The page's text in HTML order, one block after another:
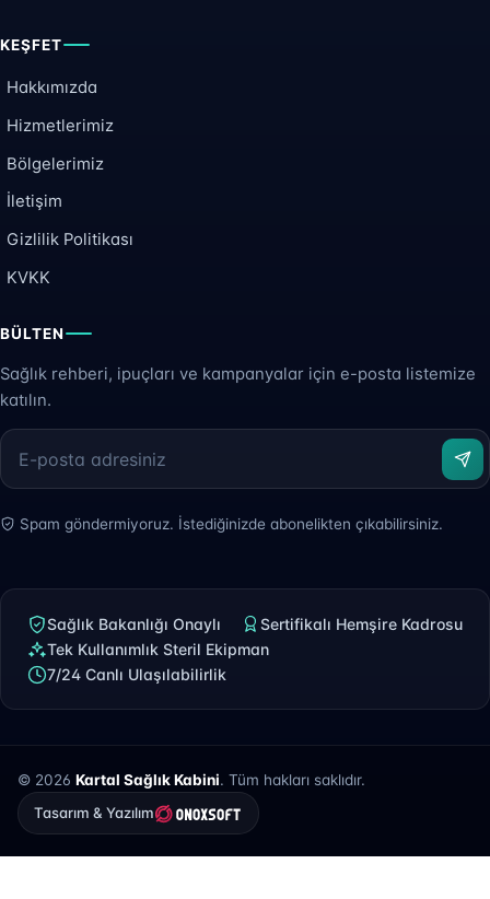
KEŞFET
Hakkımızda
Hizmetlerimiz
Bölgelerimiz
İletişim
Gizlilik Politikası
KVKK
BÜLTEN
Sağlık rehberi, ipuçları ve kampanyalar için e-posta listemize
katılın.
Spam göndermiyoruz. İstediğinizde abonelikten çıkabilirsiniz.
Sağlık Bakanlığı Onaylı
Sertifikalı Hemşire Kadrosu
Tek Kullanımlık Steril Ekipman
7/24 Canlı Ulaşılabilirlik
© 2026 Kartal Sağlık Kabini. Tüm hakları saklıdır.
Tasarım & Yazılım